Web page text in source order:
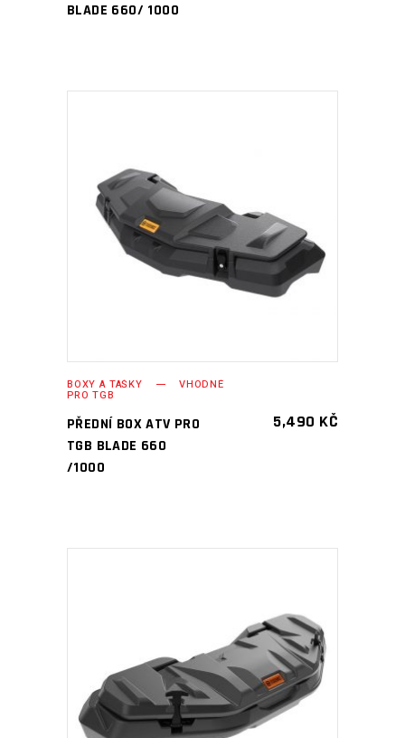
BLADE 660/ 1000
PŘIDAT DO KOŠÍKU
BOXY A TAŠKY VHODNÉ
PRO TGB
PŘEDNÍ BOX ATV PRO
TGB BLADE 660
/1000
5,490 KČ
PŘIDAT DO KOŠÍKU